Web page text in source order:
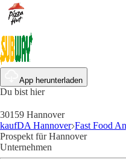
App herunterladen
Du bist hier
30159 Hannover
kaufDA Hannover Fast Food
Prospekt für Hannover
Unternehmen